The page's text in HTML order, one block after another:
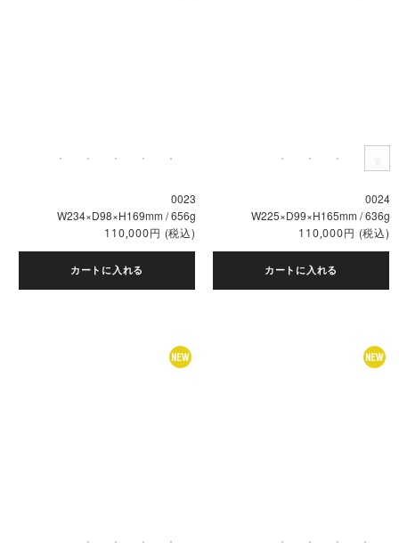
0023
W234×D98×H169mm / 656g
110,000円 (税込)
カートに入れる
0024
W225×D99×H165mm / 636g
110,000円 (税込)
カートに入れる